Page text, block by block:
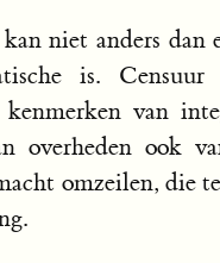
niet anders dan
is. Censuur
van
overheden ook
omzeilen, die